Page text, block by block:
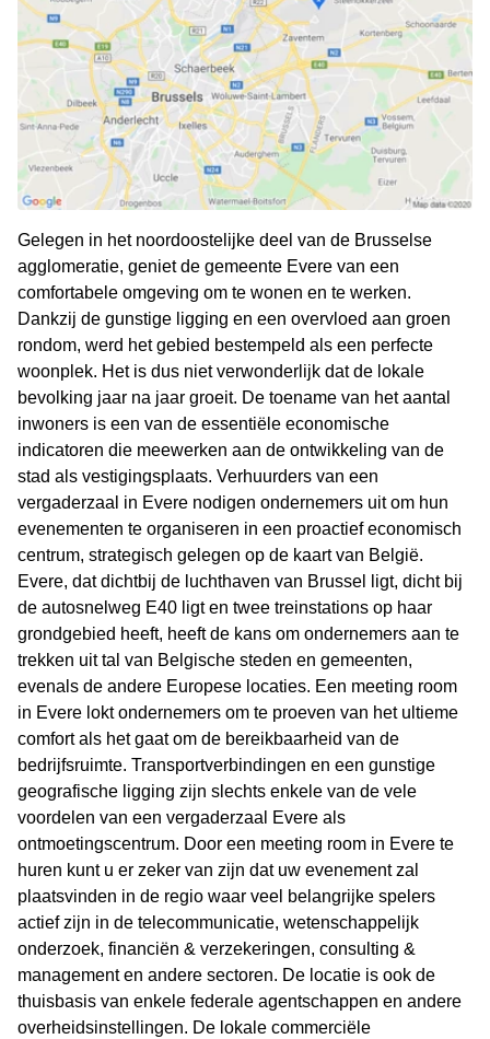
Gelegen in het noordoostelijke deel van de Brusselse
agglomeratie, geniet de gemeente Evere van een
comfortabele omgeving om te wonen en te werken.
Dankzij de gunstige ligging en een overvloed aan groen
rondom, werd het gebied bestempeld als een perfecte
woonplek. Het is dus niet verwonderlijk dat de lokale
bevolking jaar na jaar groeit. De toename van het aantal
inwoners is een van de essentiële economische
indicatoren die meewerken aan de ontwikkeling van de
stad als vestigingsplaats. Verhuurders van een
vergaderzaal in Evere nodigen ondernemers uit om hun
evenementen te organiseren in een proactief economisch
centrum, strategisch gelegen op de kaart van België.
Evere, dat dichtbij de luchthaven van Brussel ligt, dicht bij
de autosnelweg E40 ligt en twee treinstations op haar
grondgebied heeft, heeft de kans om ondernemers aan te
trekken uit tal van Belgische steden en gemeenten,
evenals de andere Europese locaties. Een meeting room
in Evere lokt ondernemers om te proeven van het ultieme
comfort als het gaat om de bereikbaarheid van de
bedrijfsruimte. Transportverbindingen en een gunstige
geografische ligging zijn slechts enkele van de vele
voordelen van een vergaderzaal Evere als
ontmoetingscentrum. Door een meeting room in Evere te
huren kunt u er zeker van zijn dat uw evenement zal
plaatsvinden in de regio waar veel belangrijke spelers
actief zijn in de telecommunicatie, wetenschappelijk
onderzoek, financiën & verzekeringen, consulting &
management en andere sectoren. De locatie is ook de
thuisbasis van enkele federale agentschappen en andere
overheidsinstellingen. De lokale commerciële